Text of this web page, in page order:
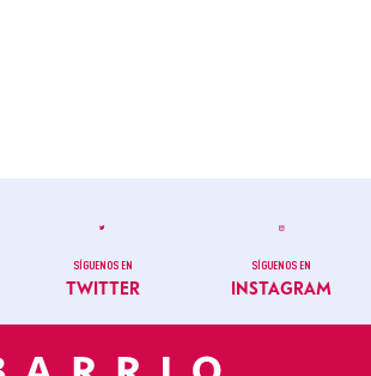
SÍGUENOS EN
TWITTER
SÍGUENOS EN
INSTAGRAM